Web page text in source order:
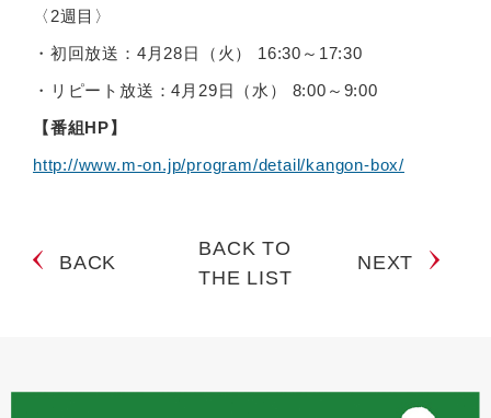
〈2週目〉
・初回放送：4月28日（火） 16:30～17:30
・リピート放送：4月29日（水） 8:00～9:00
【番組HP】
http://www.m-on.jp/program/detail/kangon-box/
BACK
BACK TO
THE LIST
NEXT